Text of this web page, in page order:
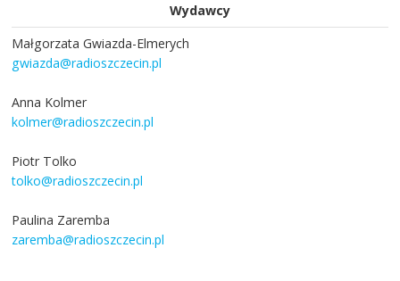
Wydawcy
Małgorzata Gwiazda-Elmerych
gwiazda@radioszczecin.pl
Anna Kolmer
kolmer@radioszczecin.pl
Piotr Tolko
tolko@radioszczecin.pl
Paulina Zaremba
zaremba@radioszczecin.pl